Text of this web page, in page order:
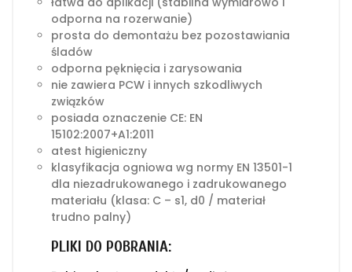
odporna na rozerwanie)
prosta do demontażu bez pozostawiania
śladów
odporna pęknięcia i zarysowania
nie zawiera PCW i innych szkodliwych
związków
posiada oznaczenie CE: EN
15102:2007+A1:2011
atest higieniczny
klasyfikacja ogniowa wg normy EN 13501-1
dla niezadrukowanego i zadrukowanego
materiału (klasa: C – s1, d0 / materiał
trudno palny)
PLIKI DO POBRANIA: